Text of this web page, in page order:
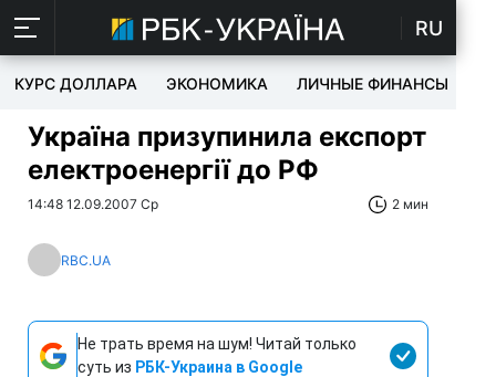
RU
КУРС ДОЛЛАРА ЭКОНОМИКА ЛИЧНЫЕ ФИНАНСЫ
Україна призупинила експорт
електроенергії до РФ
14:48 12.09.2007 Ср 2 мин
RBC.UA
Не трать время на шум! Читай только
суть из РБК-Украина в Google